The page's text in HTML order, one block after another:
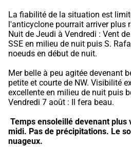
La fiabilité de la situation est
l'anticyclone pourrait arriver plus
Nuit de Jeudi à Vendredi : Vent
SSE en milieu de nuit puis S.
noeuds en début de nuit.
Mer belle à peu agitée devenant
petite et courte de NW. Visibilité
excellente en milieu de nuit puis
Vendredi 7 août : Il fera beau.
Temps ensoleillé devenant plus
midi. Pas de précipitations. Le
nuageux.